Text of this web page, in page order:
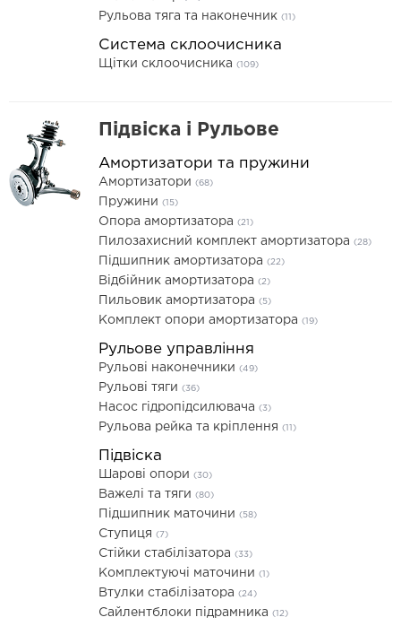
Рульова тяга та наконечник (11)
Система склоочисника
Щітки склоочисника (109)
Підвіска і Рульове
Амортизатори та пружини
Амортизатори (68)
Пружини (15)
Опора амортизатора (21)
Пилозахисний комплект амортизатора (28)
Підшипник амортизатора (22)
Відбійник амортизатора (2)
Пильовик амортизатора (5)
Комплект опори амортизатора (19)
Рульове управління
Рульові наконечники (49)
Рульові тяги (36)
Насос гідропідсилювача (3)
Рульова рейка та кріплення (11)
Підвіска
Шарові опори (30)
Важелі та тяги (80)
Підшипник маточини (58)
Ступиця (7)
Стійки стабілізатора (33)
Комплектуючі маточини (1)
Втулки стабілізатора (24)
Сайлентблоки підрамника (12)